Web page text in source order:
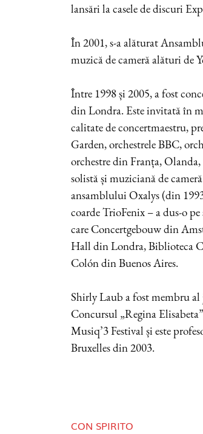
lansări la casele de discuri
În 2001, s-a alăturat
muzică de cameră alături de
Între 1998 și 2005, a fost
din Londra. Este invitată în
calitate de concertmaestru,
Garden, orchestrele BBC,
orchestre din Franța, Olanda,
solistă și muziciană de
ansamblului Oxalys (din
coarde TrioFenix – a dus-o
care Concertgebouw din
Hall din Londra, Biblioteca
Colón din Buenos Aires.
Shirly Laub a fost membru
Concursul „Regina
Musiq’3 Festival și este
Bruxelles din 2003.
CON SPIRITO